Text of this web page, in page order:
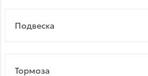
Подвеска
Тормоза